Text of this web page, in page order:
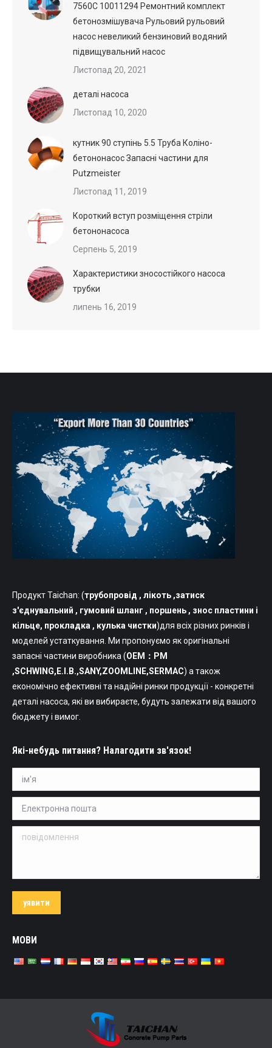
7560C 10011294 Ремонтний комплект
бетонозмішувача Рульовий рульовий
насос невеликий бензиновий водяний
підвищувальний насос
Листопад 20, 2021
деталі насоса
Листопад 10, 2020
кутник 90 ступінь 5.5 Труба Коліно-
бетононасос Запасні частини для
Putzmeister
Листопад 11, 2019
Короткий вступ розміщення стріли
бетононасоса
Серпень 5, 2019
Характеристики зносостійкого насоса
трубки
липень 16, 2019
Продукт Taichan: (трубопровід , лікоть ,затиск
з'єднувальний , гумовий шланг , поршень , знос пластини і
кільце, прокладка , кулька чистки)для всіх різних ринків і
моделей устаткування. Ми пропонуємо як оригінальні
запасні частини виробника (OEM：PM
,SCHWING,Е.І.В.,SANY,ZOOMLINE,SERMAC) а також
економічно ефективні та надійні ринки продукції - конкретні
деталі насоса, які ви вибираєте, будуть залежати від вашого
бюджету і вимог.
Які-небудь питання? Налагодити зв'язок!
ім'я *
Електронна пошта *
повідомлення
уявити
МОВИ